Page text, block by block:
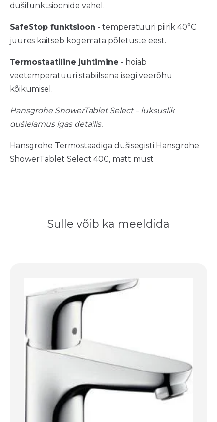
dušifunktsioonide vahel.
SafeStop funktsioon - temperatuuri piirik 40°C
juures kaitseb kogemata põletuste eest.
Termostaatiline juhtimine - hoiab
veetemperatuuri stabiilsena isegi veerõhu
kõikumisel.
Hansgrohe ShowerTablet Select – luksuslik
dušielamus igas detailis.
Hansgrohe Termostaadiga dušisegisti Hansgrohe
ShowerTablet Select 400, matt must
Sulle võib ka meeldida